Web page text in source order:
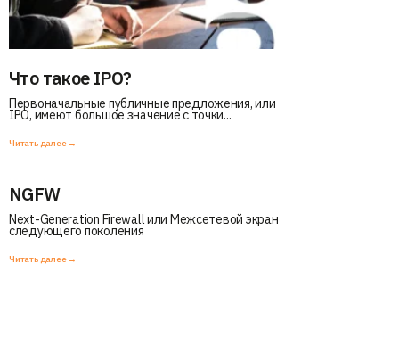
Что такое IPO?
Первоначальные публичные предложения, или
IPO, имеют большое значение с точки...
Читать далее →
NGFW
Next-Generation Firewall или Межсетевой экран
следующего поколения
Читать далее →